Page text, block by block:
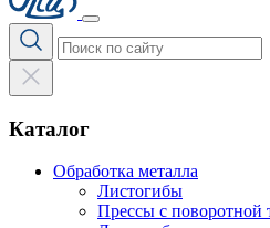
Каталог
Обработка металла
Листогибы
Прессы с поворотной